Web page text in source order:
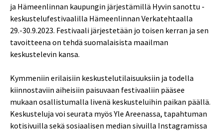
ja Hämeenlinnan kaupungin järjestämillä Hyvin sanottu -
keskustelufestivaalilla Hämeenlinnan Verkatehtaalla
29.-30.9.2023. Festivaali järjestetään jo toisen kerran ja sen
tavoitteena on tehdä suomalaisista maailman
keskustelevin kansa.
Kymmeniin erilaisiin keskustelutilaisuuksiin ja todella
kiinnostaviin aiheisiin paisuvaan festivaaliin pääsee
mukaan osallistumalla livenä keskusteluihin paikan päällä.
Keskusteluja voi seurata myös Yle Areenassa, tapahtuman
kotisivuilla sekä sosiaalisen median sivuilla Instagramissa